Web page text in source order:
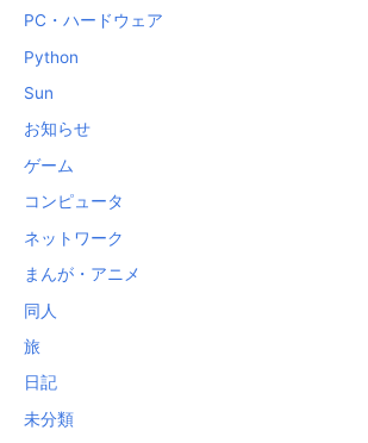
PC・ハードウェア
Python
Sun
お知らせ
ゲーム
コンピュータ
ネットワーク
まんが・アニメ
同人
旅
日記
未分類